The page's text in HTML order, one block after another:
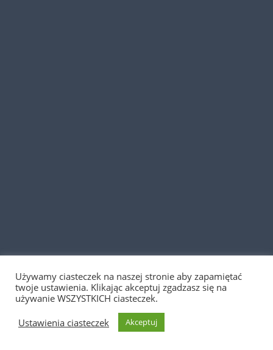
Używamy ciasteczek na naszej stronie aby zapamiętać
twoje ustawienia. Klikając akceptuj zgadzasz się na
używanie WSZYSTKICH ciasteczek.
Ustawienia ciasteczek
Akceptuj
Sklep w przebudowie— Zamówienia nie będą
realizowane, prosimy o kontakt telefoniczny bądź